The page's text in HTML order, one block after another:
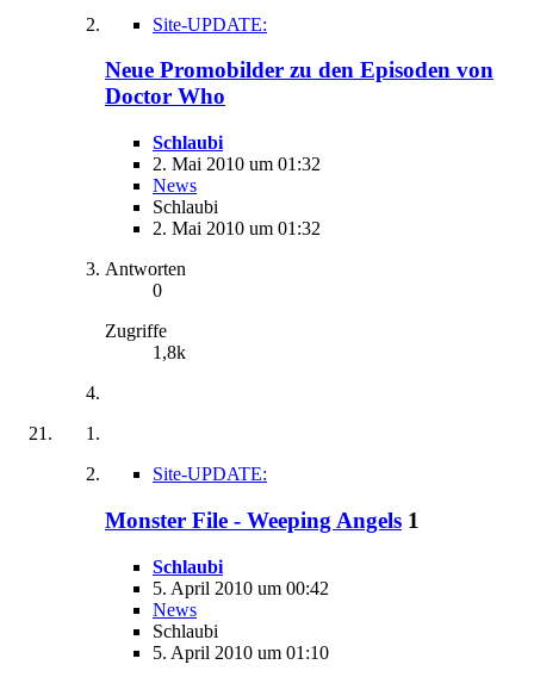
Site-UPDATE:
Neue Promobilder zu den Episoden von
Doctor Who
Schlaubi
2. Mai 2010 um 01:32
News
Schlaubi
2. Mai 2010 um 01:32
Antworten
0
Zugriffe
1,8k
Site-UPDATE:
Monster File - Weeping Angels 1
Schlaubi
5. April 2010 um 00:42
News
Schlaubi
5. April 2010 um 01:10